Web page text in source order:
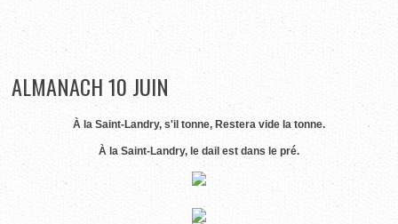
ALMANACH 10 JUIN
À la Saint-Landry, s'il tonne, Restera vide la tonne.
À la Saint-Landry, le dail est dans le pré.